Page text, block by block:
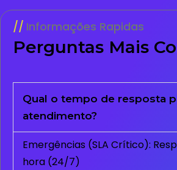
Informações Rapidas
Perguntas Mais
Qual o tempo de resposta
atendimento?
Emergências (SLA Crítico):
hora (24/7)